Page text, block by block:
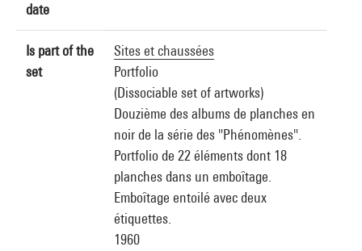
date
Is part of the
set
Sites et chaussées
Portfolio
(Dissociable set of artworks)
Douzième des albums de planches en
noir de la série des "Phénomènes".
Portfolio de 22 éléments dont 18
planches dans un emboîtage.
Emboîtage entoilé avec deux
étiquettes.
1960